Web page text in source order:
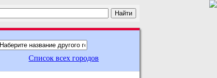
Список всех городов